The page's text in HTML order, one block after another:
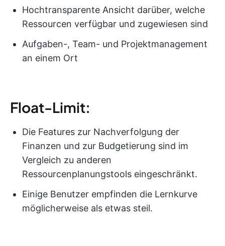
Hochtransparente Ansicht darüber, welche
Ressourcen verfügbar und zugewiesen sind
Aufgaben-, Team- und Projektmanagement
an einem Ort
Float-Limit:
Die Features zur Nachverfolgung der
Finanzen und zur Budgetierung sind im
Vergleich zu anderen
Ressourcenplanungstools eingeschränkt.
Einige Benutzer empfinden die Lernkurve
möglicherweise als etwas steil.